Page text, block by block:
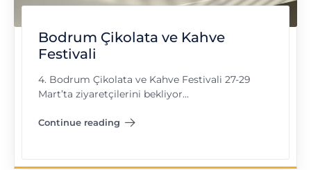
Bodrum Çikolata ve Kahve
Festivali
4. Bodrum Çikolata ve Kahve Festivali 27-29
Mart’ta ziyaretçilerini bekliyor…
Continue reading
"Bodrum Çikolata ve Kahve Festivali"